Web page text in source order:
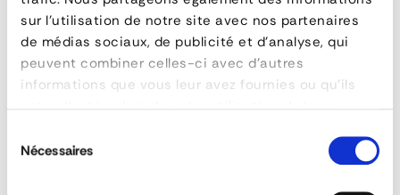
sur l'utilisation de notre site avec nos partenaires
de médias sociaux, de publicité et d'analyse, qui
peuvent combiner celles-ci avec d'autres
informations que vous leur avez fournies ou qu'ils
duNécessaires
bar
FEATURES
capacité150 daN ( blocage uniforme )